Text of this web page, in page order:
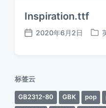
Inspiration.ttf
发
2020年6月2日
发
标签云
GB2312-80 GBK pop